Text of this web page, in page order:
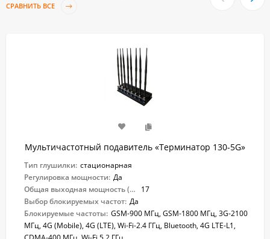
СРАВНИТЬ ВСЕ
Мультичастотный подавитель «Терминатор 130-5G»
Тип глушилки: стационарная
Регулировка мощности: Да
Общая выходная мощность (Вт):
17
Выбор блокируемых частот: Да
Блокируемые частоты: GSM-900 МГц, GSM-1800 МГц, 3G-2100
МГц, 4G (Mobile), 4G (LTE), Wi-Fi-2.4 ГГц, Bluetooth, 4G LTE-L1,